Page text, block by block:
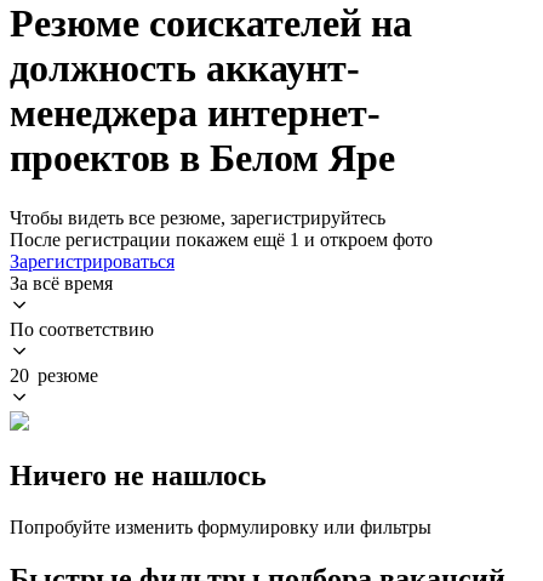
Резюме соискателей на
должность аккаунт-
менеджера интернет-
проектов в Белом Яре
Чтобы видеть все резюме, зарегистрируйтесь
После регистрации покажем ещё 1 и откроем фото
Зарегистрироваться
За всё время
По соответствию
20 резюме
Ничего не нашлось
Попробуйте изменить формулировку или фильтры